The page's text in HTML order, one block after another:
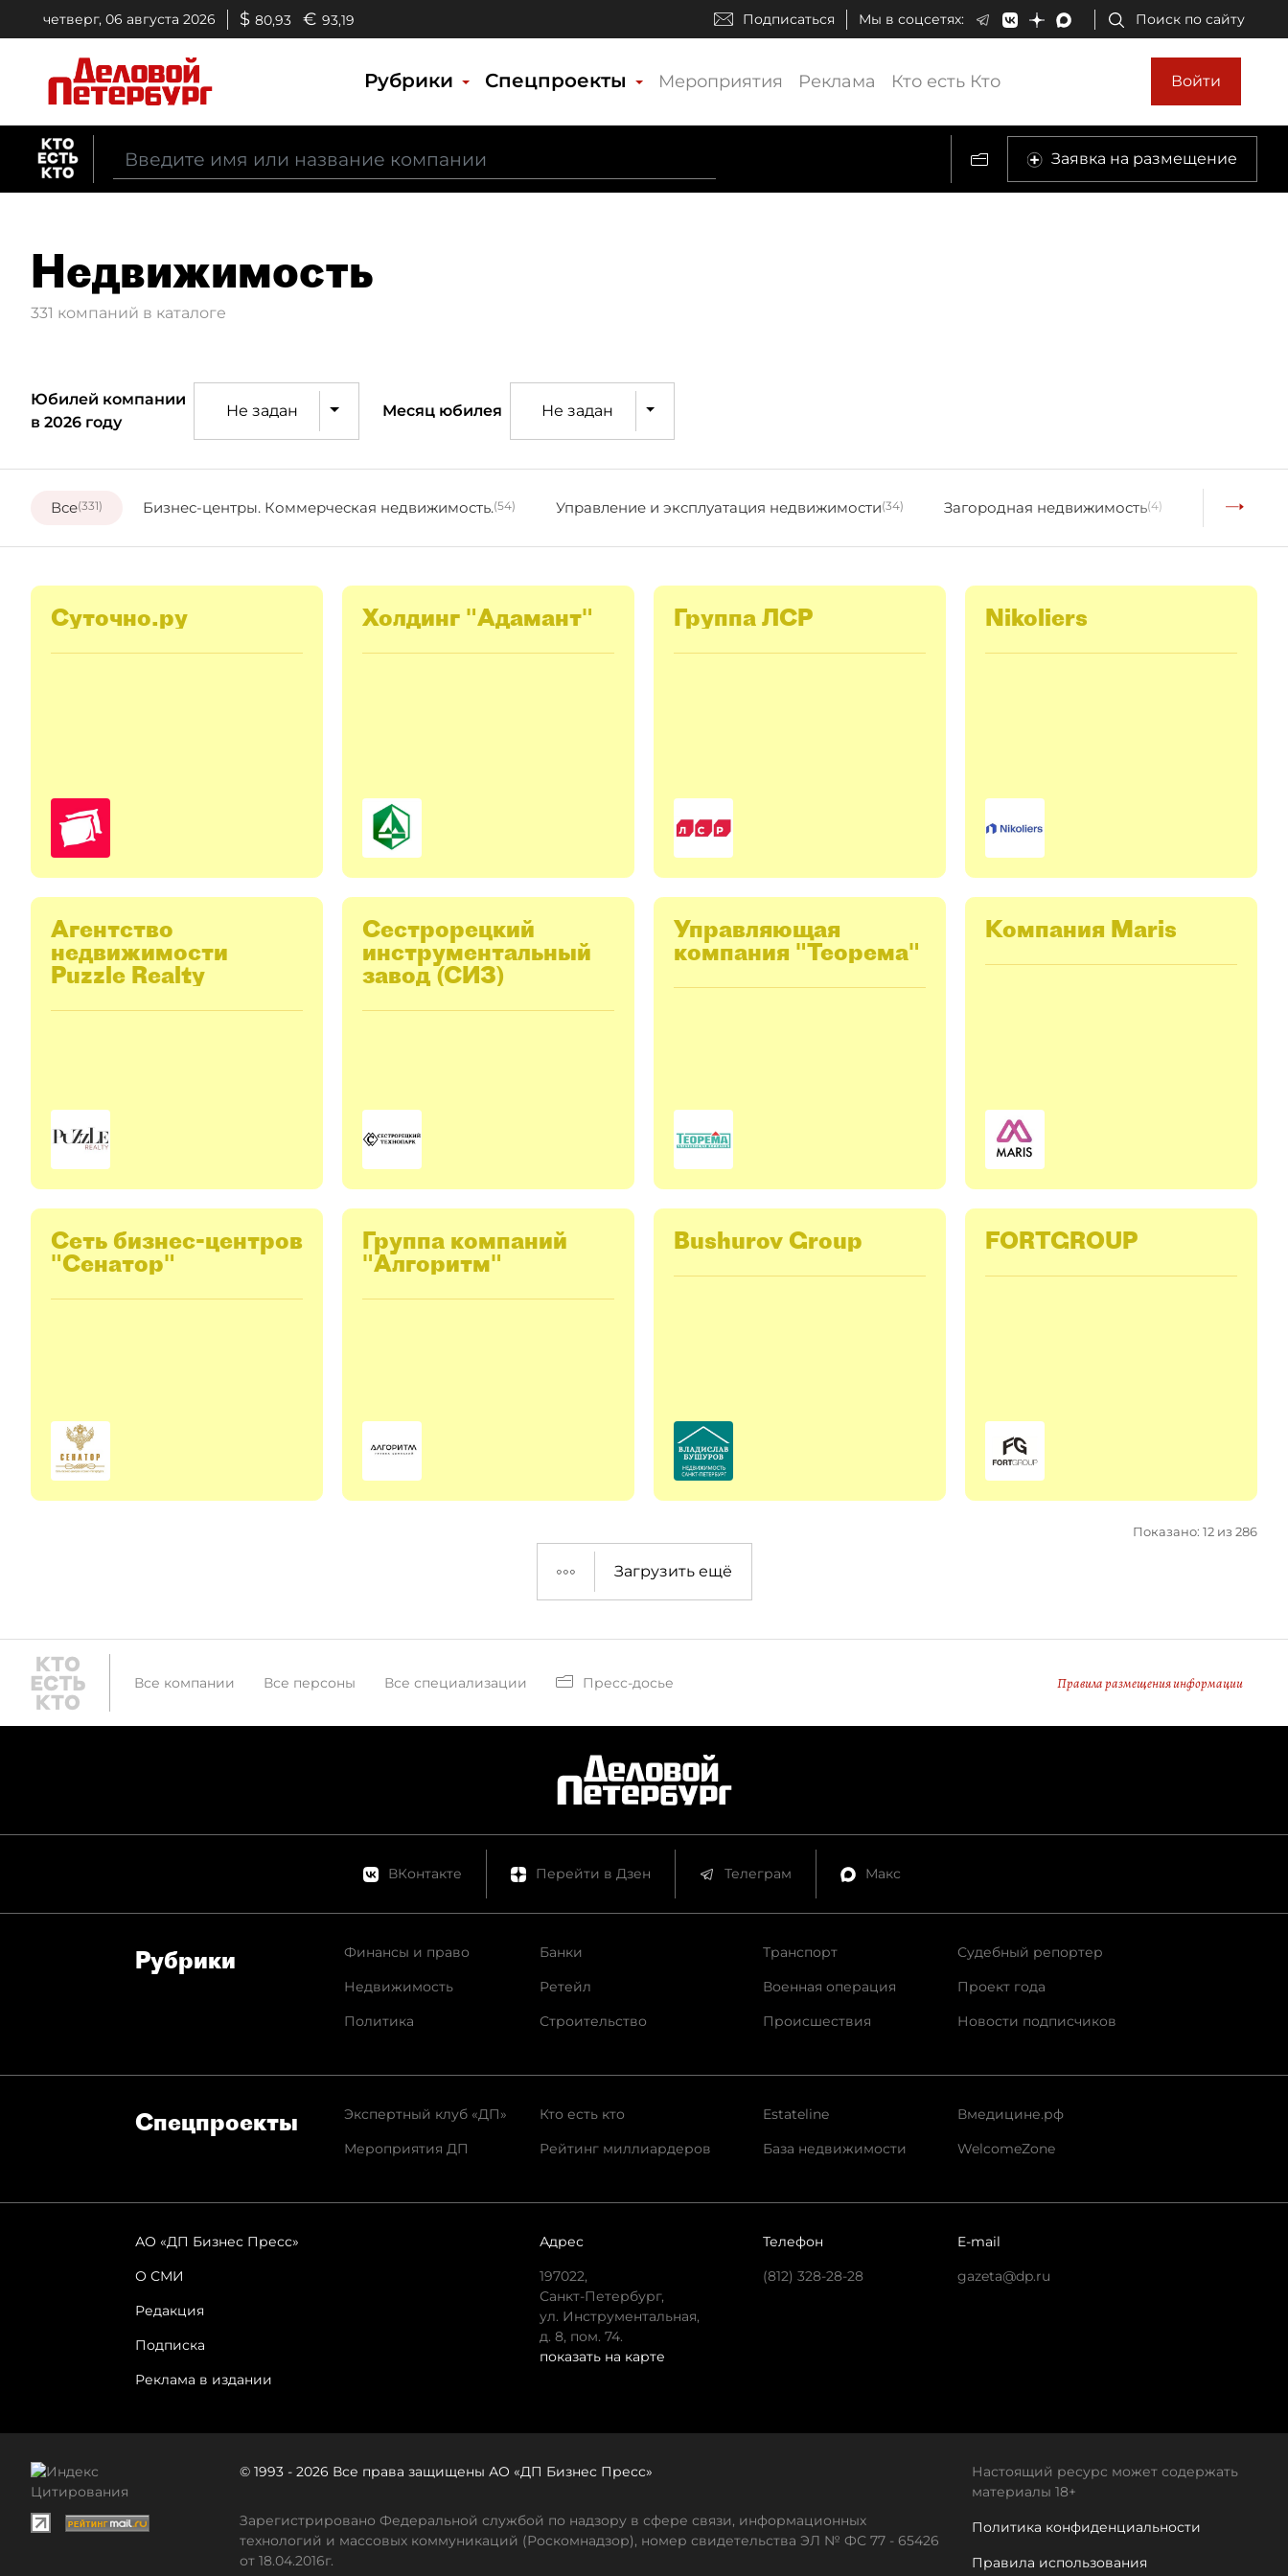
четверг, 06 августа 2026 $ 80,93 € 93,19 Подписаться Мы в соцсетях: Поиск по сайту
Рубрики Спецпроекты Мероприятия Реклама Кто есть Кто Войти
Заявка на размещение
Недвижимость
331 компаний в каталоге
Юбилей компании
в 2026 году
Не задан Месяц юбилея Не задан
Все(331) Бизнес-центры. Коммерческая недвижимость.(54) Управление и эксплуатация недвижимости(34) Загородная недвижимость(4) Жилая
Суточно.ру Холдинг "Адамант" Группа ЛСР Nikoliers
Агентство
недвижимости
Puzzle Realty
Сестрорецкий
инструментальный
завод (СИЗ)
Управляющая
компания "Теорема"
Компания Maris
Сеть бизнес-центров
"Сенатор"
Группа компаний
"Алгоритм"
Bushurov Group FORTGROUP
Показано: 12 из 286
Загрузить ещё
Все компании Все персоны Все специализации Пресс-досье Правила размещения информации
ВКонтакте Перейти в Дзен Телеграм Макс
Рубрики
Финансы и право
Недвижимость
Политика
Банки
Ретейл
Строительство
Транспорт
Военная операция
Происшествия
Судебный репортер
Проект года
Новости подписчиков
Спец­проекты
Экспертный клуб «ДП»
Мероприятия ДП
Кто есть кто
Рейтинг миллиардеров
Estateline
База недвижимости
Вмедицине.рф
WelcomeZone
АО «ДП Бизнес Пресс»
О СМИ
Редакция
Подписка
Реклама в издании
Адрес
197022,
Санкт-Петербург,
ул. Инструментальная,
д. 8, пом. 74.
показать на карте
Телефон
(812) 328-28-28
E-mail
gazeta@dp.ru
© 1993 - 2026 Все права защищены АО «ДП Бизнес Пресс»
Зарегистрировано Федеральной службой по надзору в сфере связи, информационных
технологий и массовых коммуникаций (Роскомнадзор), номер свидетельства ЭЛ № ФС 77 - 65426
от 18.04.2016г.
Настоящий ресурс может содержать
материалы 18+
Политика конфиденциальности
Правила использования